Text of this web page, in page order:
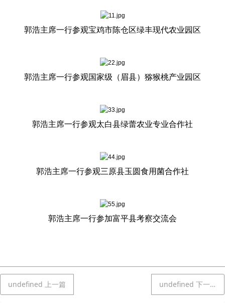
郭浩主席一行参观宝鸡市陈仓区绿丰现代农业园区
郭浩主席一行参观国家级（眉县）猕猴桃产业园区
郭浩主席一行参观太白县绿蕾农业专业合作社
郭浩主席一行参观三原县玉圆食用菌合作社
郭浩主席一行参加富平县考察交流会
undefined 上一篇 undefined 下一篇